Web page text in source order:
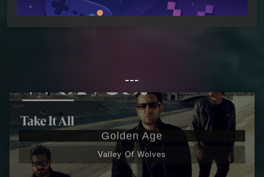
---
Golden Age
Valley Of Wolves